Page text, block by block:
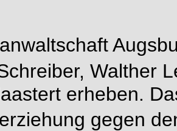
Walther
erheben.
gegen